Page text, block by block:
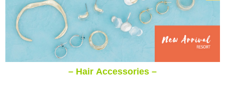
– Hair Accessories –